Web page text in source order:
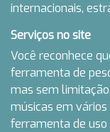
internacionais,
Serviços no site
Você reconhece
ferramenta de
mas sem
músicas em vários
ferramenta de